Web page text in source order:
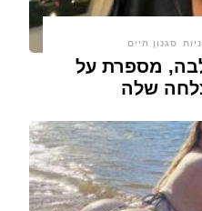
סגנון חיים
מספרת על
שלה